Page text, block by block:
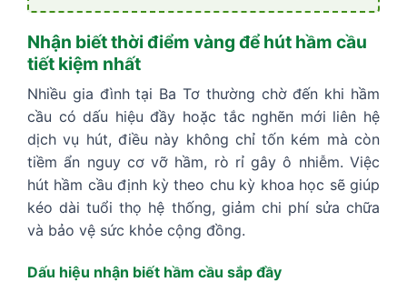
Nhận biết thời điểm vàng để hút hầm cầu
tiết kiệm nhất
Nhiều gia đình tại Ba Tơ thường chờ đến khi hầm
cầu có dấu hiệu đầy hoặc tắc nghẽn mới liên hệ
dịch vụ hút, điều này không chỉ tốn kém mà còn
tiềm ẩn nguy cơ vỡ hầm, rò rỉ gây ô nhiễm. Việc
hút hầm cầu định kỳ theo chu kỳ khoa học sẽ giúp
kéo dài tuổi thọ hệ thống, giảm chi phí sửa chữa
và bảo vệ sức khỏe cộng đồng.
Dấu hiệu nhận biết hầm cầu sắp đầy